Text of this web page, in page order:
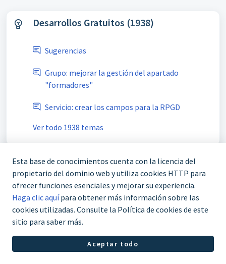
Desarrollos Gratuitos (1938)
Sugerencias
Grupo: mejorar la gestión del apartado
"formadores"
Servicio: crear los campos para la RPGD
Ver todo 1938 temas
Esta base de conocimientos cuenta con la licencia del
propietario del dominio web y utiliza cookies HTTP para
ofrecer funciones esenciales y mejorar su experiencia.
Haga clic aquípara obtener más información sobre las
cookies utilizadas. Consulte la Política de cookies de este
sitio para saber más.
Aceptar todo